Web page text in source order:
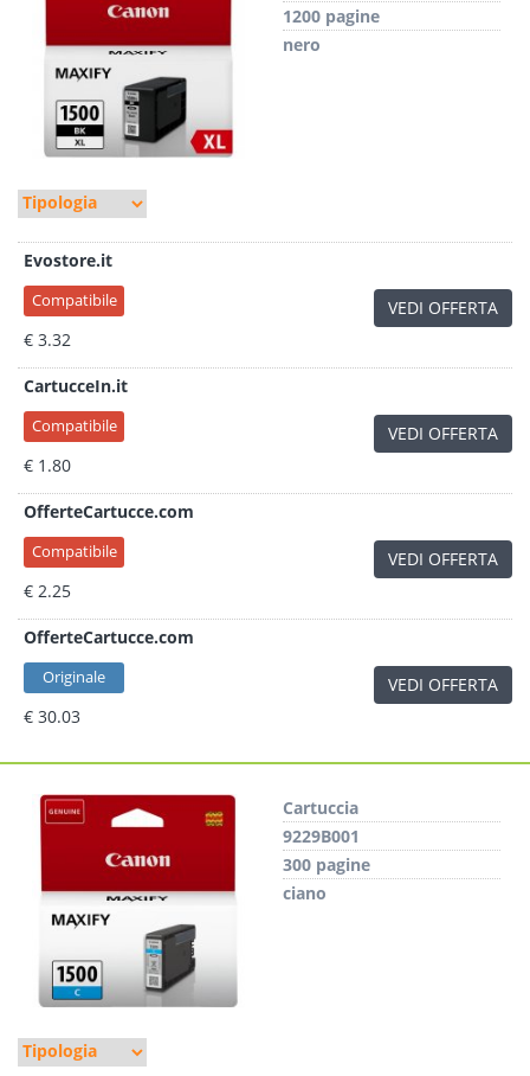
1200 pagine
nero
Evostore.it
Compatibile
€ 3.32
VEDI OFFERTA
CartucceIn.it
Compatibile
€ 1.80
VEDI OFFERTA
OfferteCartucce.com
Compatibile
€ 2.25
VEDI OFFERTA
OfferteCartucce.com
Originale
€ 30.03
VEDI OFFERTA
Cartuccia
9229B001
300 pagine
ciano